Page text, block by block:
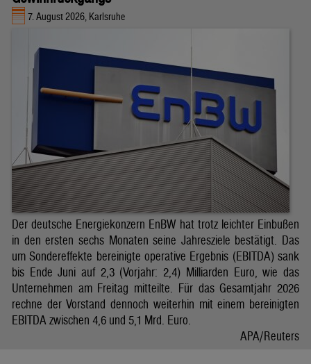
7. August 2026, Karlsruhe
Der deutsche Energiekonzern EnBW hat trotz leichter Einbußen
in den ersten sechs Monaten seine Jahresziele bestätigt. Das
um Sondereffekte bereinigte operative Ergebnis (EBITDA) sank
bis Ende Juni auf 2,3 (Vorjahr: 2,4) Milliarden Euro, wie das
Unternehmen am Freitag mitteilte. Für das Gesamtjahr 2026
rechne der Vorstand dennoch weiterhin mit einem bereinigten
EBITDA zwischen 4,6 und 5,1 Mrd. Euro.
APA/Reuters